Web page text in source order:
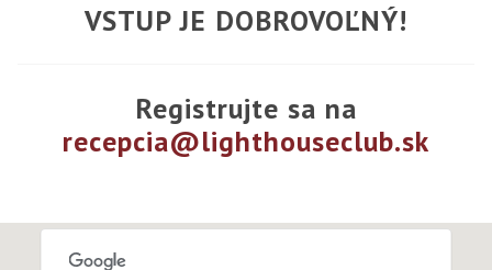
VSTUP JE DOBROVOĽNÝ!
Registrujte sa na
recepcia@lighthouseclub.sk